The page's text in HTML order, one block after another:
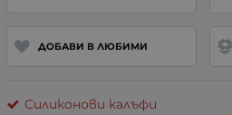
ДОБАВИ В ЛЮБИМИ
Силиконови калъфи